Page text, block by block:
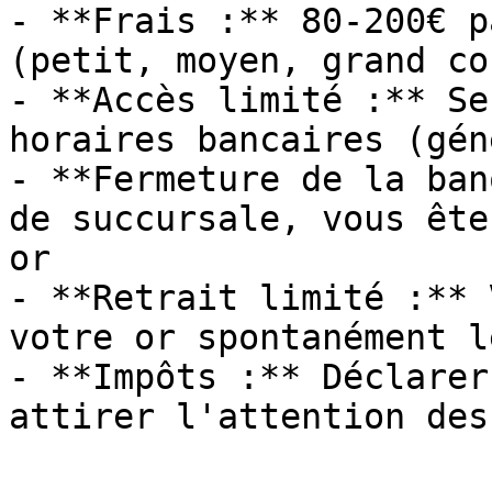
- **Frais :** 80-200€
(petit, moyen, grand
- **Accès limité :**
horaires bancaires
- **Fermeture de la
de succursale, vous
or
- **Retrait limité :**
votre or spontanément
- **Impôts :**
attirer l'attention